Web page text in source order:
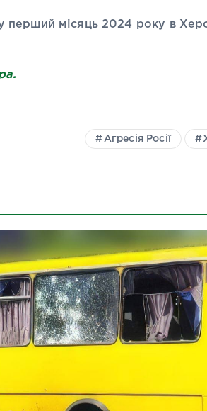
перший місяць 2024 року в
Агресія Росії